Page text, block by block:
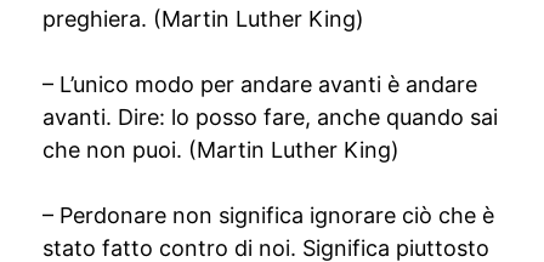
preghiera. (Martin Luther King)
– L’unico modo per andare avanti è andare
avanti. Dire: lo posso fare, anche quando sai
che non puoi. (Martin Luther King)
– Perdonare non significa ignorare ciò che è
stato fatto contro di noi. Significa piuttosto